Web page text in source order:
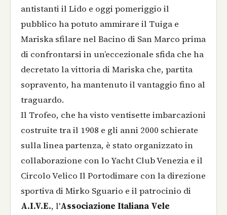
antistanti il Lido e oggi pomeriggio il
pubblico ha potuto ammirare il Tuiga e
Mariska sfilare nel Bacino di San Marco prima
di confrontarsi in un’eccezionale sfida che ha
decretato la vittoria di Mariska che, partita
sopravento, ha mantenuto il vantaggio fino al
traguardo.
Il Trofeo, che ha visto ventisette imbarcazioni
costruite tra il 1908 e gli anni 2000 schierate
sulla linea partenza, è stato organizzato in
collaborazione con lo Yacht Club Venezia e il
Circolo Velico Il Portodimare con la direzione
sportiva di Mirko Sguario e il patrocinio di
A.I.V.E., l'Associazione Italiana Vele